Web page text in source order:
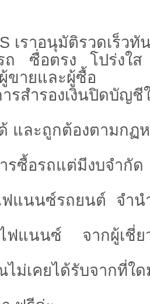
เราอนุมัติรวดเร็วทั
ถ ซื่อตรง โปร่งใ
ขายและผู้ซื้อ
ารสำรองเงินปิดบัญ
และถูกต้องตามกฏ
รซื้อรถแต่มีงบจำกั
ฟแนนซ์รถยนต์ จำ
ฟแนนซ์ จากผู้เชี่ย
ม่เคยได้รับจากที่ใ